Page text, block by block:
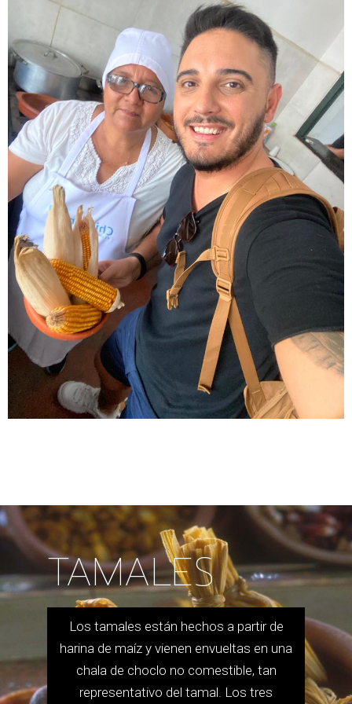
TAMALES
Los tamales están hechos a partir de
harina de maíz y vienen envueltas en una
chala de choclo no comestible, tan
representativo del tamal. Los tres